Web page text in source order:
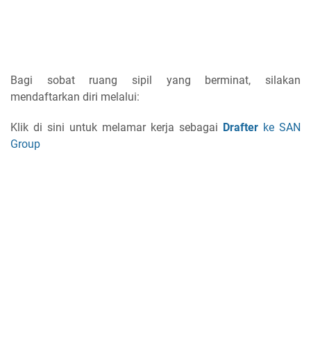
Bagi sobat ruang sipil yang berminat, silakan
mendaftarkan diri melalui:
Klik di sini untuk melamar kerja sebagai Drafter ke SAN
Group